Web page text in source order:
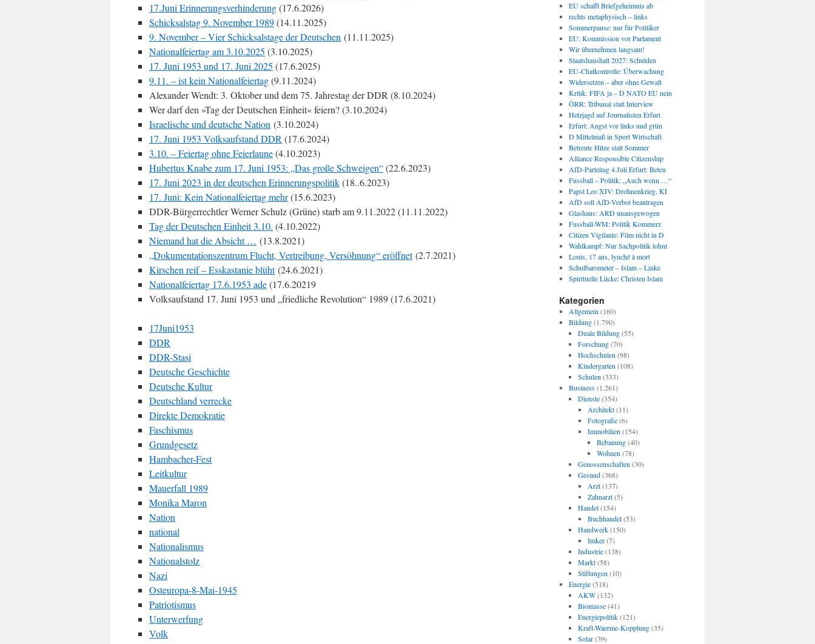
17.Juni Erinnerungsverhinderung(17.6.2026)
Schicksalstag 9. November 1989(14.11.2025)
9. November – Vier Schicksalstage der Deutschen (11.11.2025)
Nationalfeiertag am 3.10.2025 (3.10.2025)
17. Juni 1953 und 17. Juni 2025 (17.6.2025)
9.11. – ist kein Nationalfeiertag(9.11.2024)
Alexander Wendt: 3. Oktober und dem 75. Jahrestag der DDR (8.10.2024)
Wer darf den »Tag der Deutschen Einheit« feiern? (3.10.2024)
Israelische und deutsche Nation (3.10.2024)
17. Juni 1953 Volksaufstand DDR(17.6.2024)
3.10. – Feiertag ohne Feierlaune(4.10.2023)
Hubertus Knabe zum 17. Juni 1953: „Das große Schweigen“(22.6.2023)
17. Juni 2023 in der deutschen Erinnerungspolitik(18..6.2023)
17. Juni: Kein Nationalfeiertag mehr(15.6.2023)
DDR-Bürgerrechtler Werner Schulz (Grüne) starb am 9.11.2022 (11.11.2022)
Tag der Deutschen Einheit 3.10. (4.10.2022)
Niemand hat die Absicht … (13.8.2021)
„Dokumentationszentrum Flucht, Vertreibung, Versöhnung“ eröffnet(2.7.2021)
Kirschen reif – Esskastanie blüht(24.6.2021)
Nationalfeiertag 17.6.1953 ade(17.6.20219
Volksaufstand 17. Juni 1953 und „friedliche Revolution“ 1989 (17.6.2021)
17Juni1953
DDR
DDR-Stasi
Deutsche Geschichte
Deutsche Kultur
Deutschland verrecke
Direkte Demokratie
Faschismus
Grundgesetz
Hambacher-Fest
Leitkultur
Mauerfall 1989
Monika Maron
Nation
national
Nationalismus
Nationalstolz
Nazi
Osteuropa-8-Mai-1945
Patriotismus
Unterwerfung
Volk
EU schafft Briefgeheimnis ab
rechts metaphysisch – links
Sommerpause: nur für Politiker
EU: Kommission vor Parlament
Wir übernehmen langsam!
Staatshaushalt 2027: Schulden
EU-Chatkontrolle: Überwachung
Widersetzen – aber ohne Gewalt
Kritik: FIFA ja – D NATO EU nein
ÖRR: Tribunal statt Interview
Hetzjagd auf Journalisten Erfurt
Erfurt: Angst vor links und grün
D Mittelmaß in Sport Wirtschaft
Betreute Hitze statt Sommer
Alliance Responsible Citizenship
AfD-Parteitag 4.Juli Erfurt: Beten
Fussball – Politik: „Auch wenn …“
Papst Leo XIV: Drohnenkrieg, KI
AfD soll AfD-Verbot beantragen
Glashaus: ARD unausgewogen
Fussball-WM: Politik Kommerz
Citizen Vigilante: Film nicht in D
Wahlkampf: Nur Sachpolitik lohnt
Louis, 17 ans, lynché à mort
Schulbarometer – Islam – Linke
Spirituelle Lücke: Christen Islam
Kategorien
Allgemein (160)
Bildung(1.790)
Duale Bildung(55)
Forschung(70)
Hochschulen (98)
Kindergarten (108)
Schulen (333)
Business(1.261)
Dienste(354)
Architekt(11)
Fotografie(6)
Immobilien (154)
Bebauung(40)
Wohnen (78)
Genossenschaften (30)
Gesund(368)
Arzt(137)
Zahnarzt(5)
Handel(154)
Buchhandel(53)
Handwerk(150)
Imker(7)
Industrie(138)
Markt(58)
Stiftungen (10)
Energie(518)
AKW(132)
Biomasse(41)
Energiepolitik(121)
Kraft-Waerme-Kopplung(35)
Solar(39)